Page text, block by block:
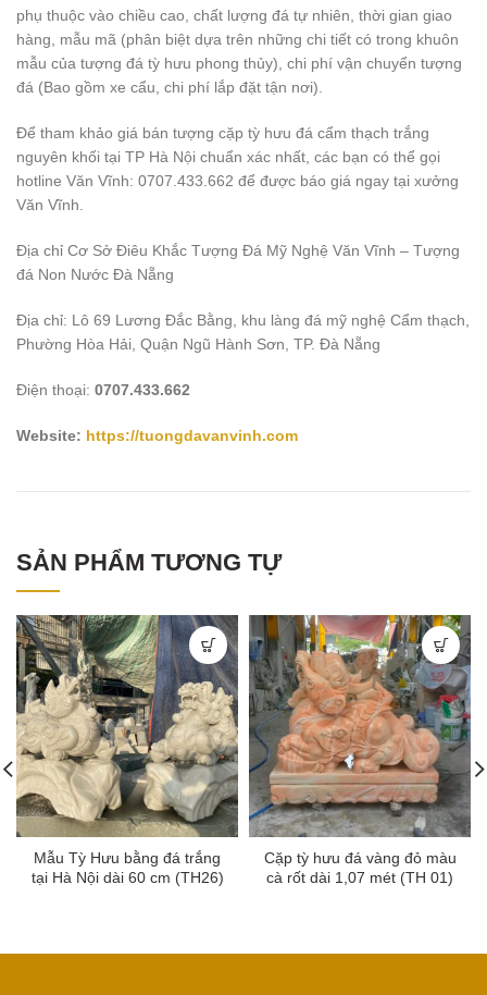
phụ thuộc vào chiều cao, chất lượng đá tự nhiên, thời gian giao
hàng, mẫu mã (phân biệt dựa trên những chi tiết có trong khuôn
mẫu của tượng đá tỳ hưu phong thủy), chi phí vận chuyển tượng
đá (Bao gồm xe cẩu, chi phí lắp đặt tận nơi).
Để tham khảo giá bán tượng cặp tỳ hưu đá cẩm thạch trắng
nguyên khối tại TP Hà Nội chuẩn xác nhất, các bạn có thể gọi
hotline Văn Vĩnh: 0707.433.662 để được báo giá ngay tại xưởng
Văn Vĩnh.
Địa chỉ Cơ Sở Điêu Khắc Tượng Đá Mỹ Nghệ Văn Vĩnh – Tượng
đá Non Nước Đà Nẵng
Địa chỉ: Lô 69 Lương Đắc Bằng, khu làng đá mỹ nghệ Cẩm thạch,
Phường Hòa Hải, Quận Ngũ Hành Sơn, TP. Đà Nẵng
Điện thoại: 0707.433.662
Website: https://tuongdavanvinh.com
SẢN PHẨM TƯƠNG TỰ
Mẫu Tỳ Hưu bằng đá trắng
tại Hà Nội dài 60 cm (TH26)
Cặp tỳ hưu đá vàng đỏ màu
cà rốt dài 1,07 mét (TH 01)